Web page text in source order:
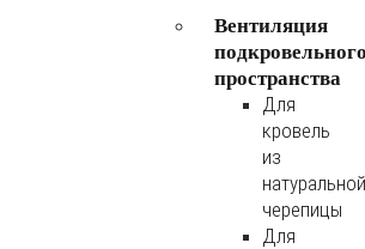
Вентиляция
подкровельного
пространства
Для
кровель
из
натуральной
черепицы
Для